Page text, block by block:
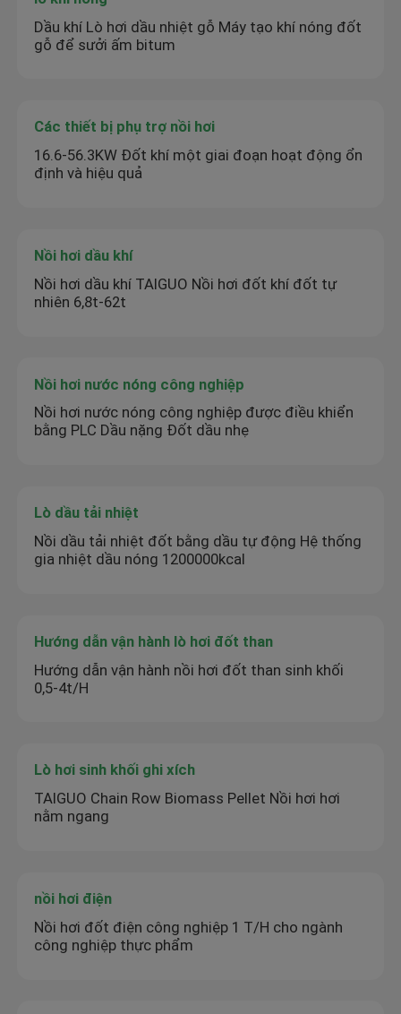
Dầu khí Lò hơi dầu nhiệt gỗ Máy tạo khí nóng đốt
gỗ để sưởi ấm bitum
Các thiết bị phụ trợ nồi hơi
16.6-56.3KW Đốt khí một giai đoạn hoạt động ổn
định và hiệu quả
Nồi hơi dầu khí
Nồi hơi dầu khí TAIGUO Nồi hơi đốt khí đốt tự
nhiên 6,8t-62t
Nồi hơi nước nóng công nghiệp
Nồi hơi nước nóng công nghiệp được điều khiển
bằng PLC Dầu nặng Đốt dầu nhẹ
Lò dầu tải nhiệt
Nồi dầu tải nhiệt đốt bằng dầu tự động Hệ thống
gia nhiệt dầu nóng 1200000kcal
Hướng dẫn vận hành lò hơi đốt than
Hướng dẫn vận hành nồi hơi đốt than sinh khối
0,5-4t/H
Lò hơi sinh khối ghi xích
TAIGUO Chain Row Biomass Pellet Nồi hơi hơi
nằm ngang
nồi hơi điện
Nồi hơi đốt điện công nghiệp 1 T/H cho ngành
công nghiệp thực phẩm